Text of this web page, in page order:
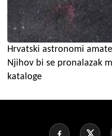
Hrvatski astronomi
Njihov bi se pronalazak
kataloge